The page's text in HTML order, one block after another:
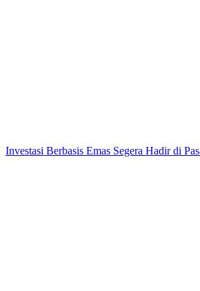
Investasi Berbasis Emas Segera Hadir di